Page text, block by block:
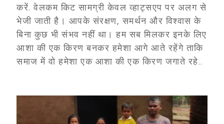
करें. वेलकम किट सामग्री केवल व्हाट्सएप पर अलग से
भेजी जाती है। आपके संरक्षण, समर्थन और विश्वास के
बिना कुछ भी संभव नहीं था। हम सब मिलकर इनके लिए
आशा की एक किरण बनकर हमेशा आगे आते रहेंगे ताकि
समाज में वो हमेशा एक आशा की एक किरण जगाते रहे..